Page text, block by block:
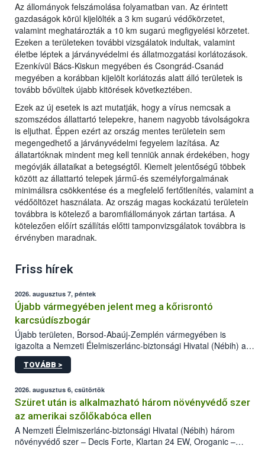
Az állományok felszámolása folyamatban van. Az érintett
gazdaságok körül kijelölték a 3 km sugarú védőkörzetet,
valamint meghatározták a 10 km sugarú megfigyelési körzetet.
Ezeken a területeken további vizsgálatok indultak, valamint
életbe léptek a járványvédelmi és állatmozgatási korlátozások.
Ezenkívül Bács-Kiskun megyében és Csongrád-Csanád
megyében a korábban kijelölt korlátozás alatt álló területek is
tovább bővültek újabb kitörések következtében.
Ezek az új esetek is azt mutatják, hogy a vírus nemcsak a
szomszédos állattartó telepekre, hanem nagyobb távolságokra
is eljuthat. Éppen ezért az ország mentes területein sem
megengedhető a járványvédelmi fegyelem lazítása. Az
állatartóknak mindent meg kell tenniük annak érdekében, hogy
megóvják állataikat a betegségtől. Kiemelt jelentőségű többek
között az állattartó telepek jármű-és személyforgalmának
minimálisra csökkentése és a megfelelő fertőtlenítés, valamint a
védőöltözet használata. Az ország magas kockázatú területein
továbbra is kötelező a baromfiállományok zártan tartása. A
kötelezően előírt szállítás előtti tamponvizsgálatok továbbra is
érvényben maradnak.
Friss hírek
2026. augusztus 7, péntek
Újabb vármegyében jelent meg a kőrisrontó
karcsúdíszbogár
Újabb területen, Borsod-Abaúj-Zemplén vármegyében is
igazolta a Nemzeti Élelmiszerlánc-biztonsági Hivatal (Nébih) a
kőrisrontó karcsúdíszbogár (Agrilus planipennis) jelenlétét. A
kártevőt nem csak színcsapdában találták meg, de már fertőzött
az intenzív felderítést, emellett az intézkedéseket a szlovák
hatósággal is összehangolják a terjedés megállítása érdekében.
TOVÁBB >
2026. augusztus 6, csütörtök
Szüret után is alkalmazható három növényvédő szer
az amerikai szőlőkabóca ellen
A Nemzeti Élelmiszerlánc-biztonsági Hivatal (Nébih) három
növényvédő szer – Decis Forte, Klartan 24 EW, Oroganic –